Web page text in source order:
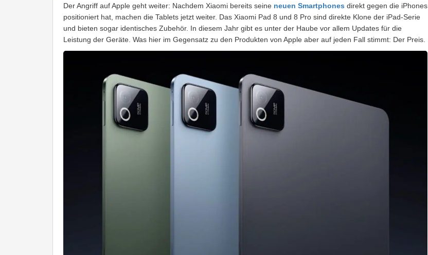
Der Angriff auf Apple geht weiter: Nachdem Xiaomi bereits seine neuen Smartphones direkt gegen die iPhones
positioniert hat, machen die Tablets jetzt weiter. Das Xiaomi Pad 8 und 8 Pro sind direkte Klone der iPad-Serie
und bieten sogar identisches Zubehör. In diesem Jahr gibt es unter der Haube vor allem Updates für die
Leistung der Geräte. Was hier im Gegensatz zu den Produkten von Apple aber auf jeden Fall stimmt: Der Preis.